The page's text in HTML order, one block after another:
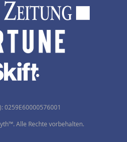
0259Ε60000576001
Alle Rechte vorbehalten.